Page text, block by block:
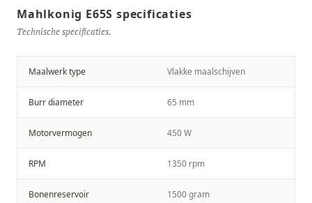
Mahlkonig E65S specificaties
Technische specificaties.
Maalwerk type Vlakke maalschijven
Burr diameter 65 mm
Motorvermogen 450 W
RPM 1350 rpm
Bonenreservoir 1500 gram